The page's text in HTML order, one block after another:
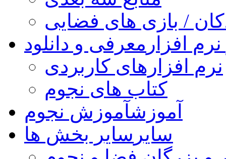
/ بازی های فضایی
افزار معرفی و دانلود
نرم افزارهای کاربردی
کتاب های نجوم
آموزشآموزش نجوم
سایر سایر بخش ها